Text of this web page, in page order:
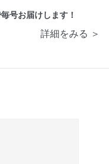
号お届けします！
詳細をみる ＞